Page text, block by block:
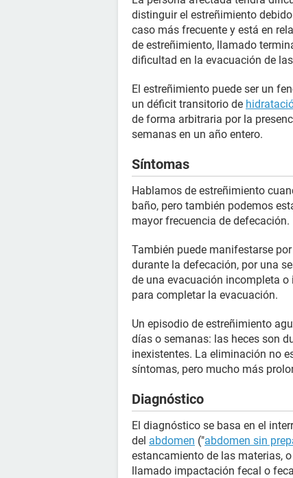
distinguir el estreñimiento
caso más frecuente y está en
de estreñimiento, llamado
dificultad en la evacuación de
El estreñimiento puede ser un
un déficit transitorio de
de forma arbitraria por la
semanas en un año entero.
Síntomas
Hablamos de estreñimiento
baño, pero también podemos
mayor frecuencia de defecación.
También puede manifestarse
durante la defecación, por una
de una evacuación incompleta
para completar la evacuación.
Un episodio de estreñimiento
días o semanas: las heces son
inexistentes. La eliminación no
síntomas, pero mucho más
Diagnóstico
El diagnóstico se basa en el
del abdomen ("abdomen sin
estancamiento de las materias,
llamado impactación fecal o